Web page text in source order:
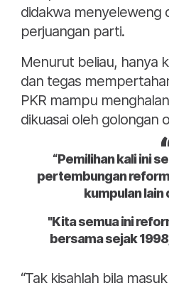
didakwa menyeleweng
perjuangan parti.
Menurut beliau, hanya
dan tegas
PKR mampu
dikuasai oleh golongan
“Pemilihan kali ini
pertembungan
kumpulan lain
"Kita semua ini
bersama sejak
“Tak kisahlah bila